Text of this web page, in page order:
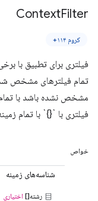
ContextFilter
کروم ۱۱۴+
فیلتری برای تطبیق با
تمام فیلترهای مشخص
مشخص نشده باشد با تمام
فیلتری با `{}` با تمام
خواص
شناسه‌های زمینه
رشته[] اختیاری